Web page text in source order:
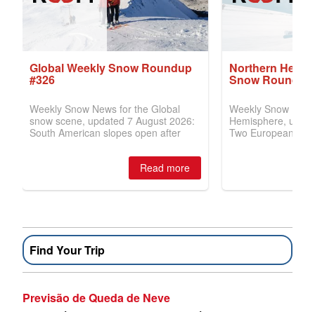
Find Your Trip
Previsão de Queda de Neve